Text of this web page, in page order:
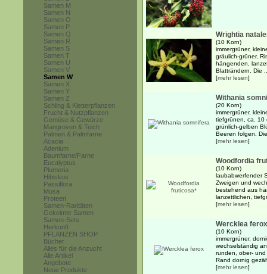
Samen M
Samen N
Samen O
Samen P
Samen Q
Samen R
Samen S
Samen T
Samen U
Samen V
Samen W
Samen X
Samen Y
Samen Z
Schling & Kletterpflanzen
Frucht & Nutzpflanzen
Gemüse & Gewürze
Mangroven & Teich
Palmen & Palmfarne
Acacia
Adenium
Baumfarne/Farne
Eucalyptus
Plumeria
Hibiskus
Passiflora
Musa
Proteen
Samen-Raritäten
Gekeimte Samen
Samen-Sets
Herkunft
PFLANZEN SHOP
Bücher
Alles für die Anzucht
Alle Artikel
Angebote
Neue Produkte
Wrightia
(10 Korn)
immergrüner,
gräulich-grüner,
hängenden,
Blatträndern. Die
[mehr lesen]
Withania
(20 Korn)
immergrüner,
tiefgrünen, ca. 10
grünlich-gelben
Beeren folgen.
[mehr lesen]
Woodfordia
(10 Korn)
laubabwerfender
Zweigen und
bestehend aus
lanzettlichen,
[mehr lesen]
Wercklea ferox
(10 Korn)
immergrüner,
wechselständig
runden, ober-
Rand dornig
[mehr lesen]